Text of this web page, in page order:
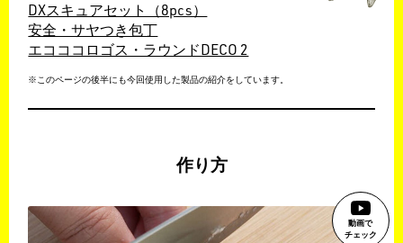
DXスキュアセット（8pcs）
安全・サヤつき包丁
エコココロゴス・ラウンドDECO 2
※このページの後半にも今回使用した製品の紹介をしています。
作り方
動画で
チェック